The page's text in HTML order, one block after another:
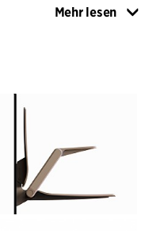
auf die
zu
waren entscheidend.
zum
auch dadurch, dass
mit zwei Positionen
Gesamtform
auch bei
wirkt.
Mehr lesen